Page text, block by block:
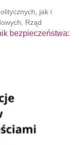
jak i
Rząd
bezpieczeństwa: